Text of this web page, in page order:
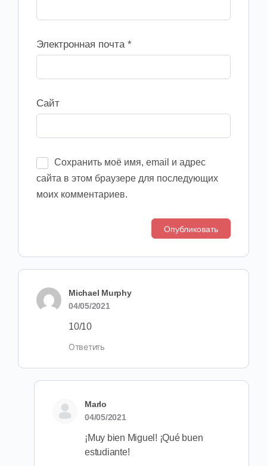
Электронная почта *
Сайт
Сохранить моё имя, email и адрес
сайта в этом браузере для последующих
моих комментариев.
Michael Murphy
04/05/2021
10/10
Ответить
Marlo
04/05/2021
¡Muy bien Miguel! ¡Qué buen
estudiante!